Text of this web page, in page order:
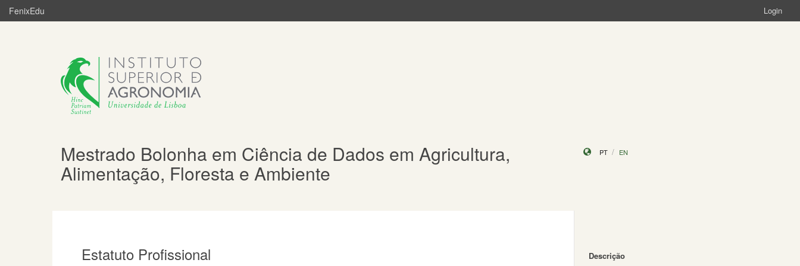
FenixEdu Login
Mestrado Bolonha em Ciência de Dados em Agricultura,
Alimentação, Floresta e Ambiente
PT EN
Estatuto Profissional
Descrição